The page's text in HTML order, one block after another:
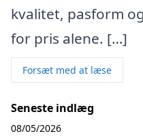
kvalitet, pasform
for pris alene. […]
Forsæt med at læse
Seneste indlæg
08/05/2026